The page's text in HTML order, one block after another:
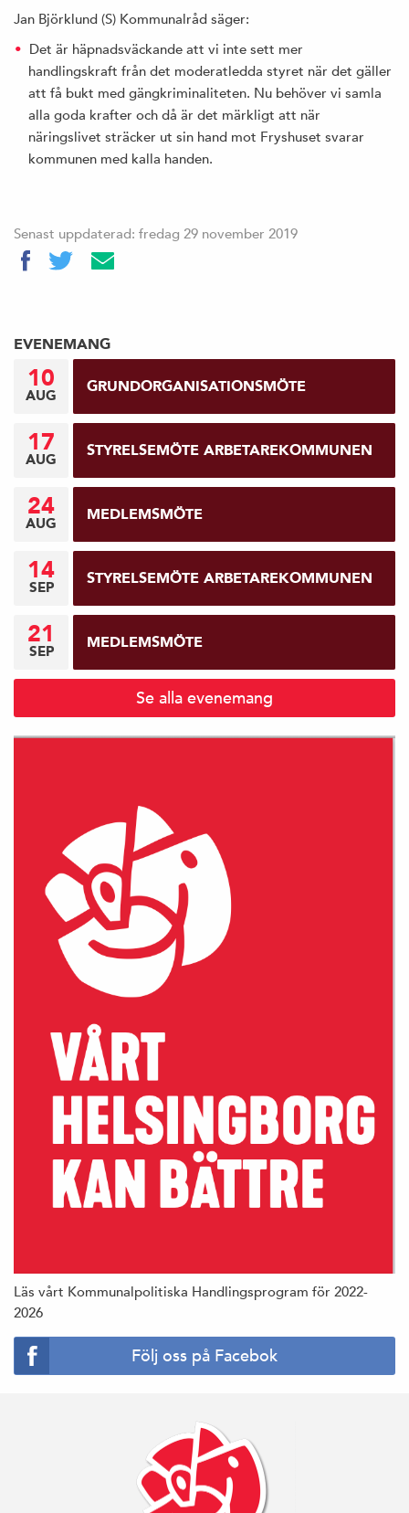
Jan Björklund (S) Kommunalråd säger:
Det är häpnadsväckande att vi inte sett mer
handlingskraft från det moderatledda styret när det gäller
att få bukt med gängkriminaliteten. Nu behöver vi samla
alla goda krafter och då är det märkligt att när
näringslivet sträcker ut sin hand mot Fryshuset svarar
kommunen med kalla handen.
Senast uppdaterad: fredag 29 november 2019
EVENEMANG
10
AUG GRUNDORGANISATIONSMÖTE
17
AUG STYRELSEMÖTE ARBETAREKOMMUNEN
24
AUG MEDLEMSMÖTE
14
SEP STYRELSEMÖTE ARBETAREKOMMUNEN
21
SEP MEDLEMSMÖTE
Se alla evenemang
Läs vårt Kommunalpolitiska Handlingsprogram för 2022-
2026
Följ oss på Facebok